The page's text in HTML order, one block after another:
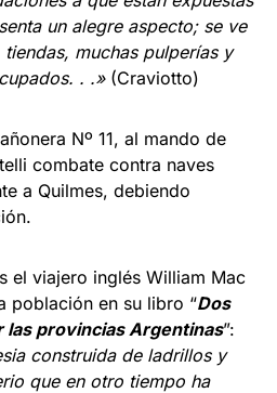
un alegre aspecto; se ve
mu­chas pulperías y
. .»(Craviotto)
Nº 11, al mando de
combate contra naves
a Quilmes, debiendo
el viajero inglés William Mac
po­blación en su libro “Dos
las provincias Argentinas”:
construida de ladrillos y
que en otro tiempo ha